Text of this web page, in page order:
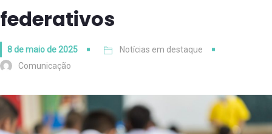
federativos
8 de maio de 2025
Notícias em destaque
Comunicação